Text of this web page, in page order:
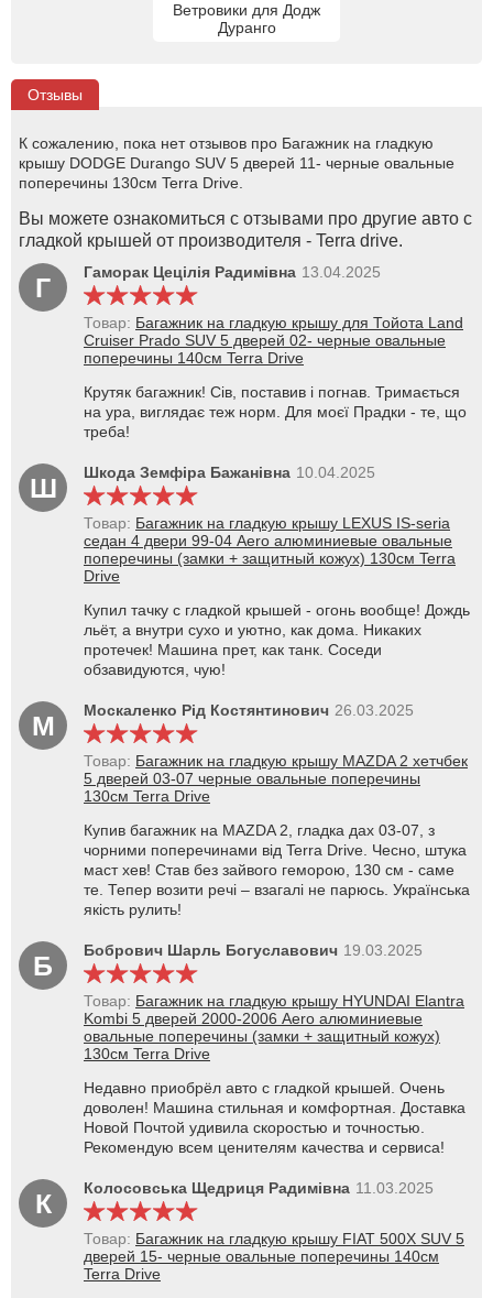
Ветровики для Додж
Дуранго
Отзывы
К сожалению, пока нет отзывов про Багажник на гладкую
крышу DODGE Durango SUV 5 дверей 11- черные овальные
поперечины 130см Terra Drive.
Вы можете ознакомиться с отзывами про другие авто с
гладкой крышей от производителя - Terra drive.
Г Гаморак Цецілія Радимівна 13.04.2025
Товар: Багажник на гладкую крышу для Тойота Land
Cruiser Prado SUV 5 дверей 02- черные овальные
поперечины 140см Terra Drive
Крутяк багажник! Сів, поставив і погнав. Тримається
на ура, виглядає теж норм. Для моєї Прадки - те, що
треба!
Ш Шкода Земфіра Бажанівна 10.04.2025
Товар: Багажник на гладкую крышу LEXUS IS-seria
седан 4 двери 99-04 Aero алюминиевые овальные
поперечины (замки + защитный кожух) 130см Terra
Drive
Купил тачку с гладкой крышей - огонь вообще! Дождь
льёт, а внутри сухо и уютно, как дома. Никаких
протечек! Машина прет, как танк. Соседи
обзавидуются, чую!
М Москаленко Рід Костянтинович 26.03.2025
Товар: Багажник на гладкую крышу MAZDA 2 хетчбек
5 дверей 03-07 черные овальные поперечины
130см Terra Drive
Купив багажник на MAZDA 2, гладка дах 03-07, з
чорними поперечинами від Terra Drive. Чесно, штука
маст хев! Став без зайвого геморою, 130 см - саме
те. Тепер возити речі – взагалі не парюсь. Українська
якість рулить!
Б Бобрович Шарль Богуславович 19.03.2025
Товар: Багажник на гладкую крышу HYUNDAI Elantra
Kombi 5 дверей 2000-2006 Aero алюминиевые
овальные поперечины (замки + защитный кожух)
130см Terra Drive
Недавно приобрёл авто с гладкой крышей. Очень
доволен! Машина стильная и комфортная. Доставка
Новой Почтой удивила скоростью и точностью.
Рекомендую всем ценителям качества и сервиса!
К Колосовська Щедриця Радимівна 11.03.2025
Товар: Багажник на гладкую крышу FIAT 500X SUV 5
дверей 15- черные овальные поперечины 140см
Terra Drive